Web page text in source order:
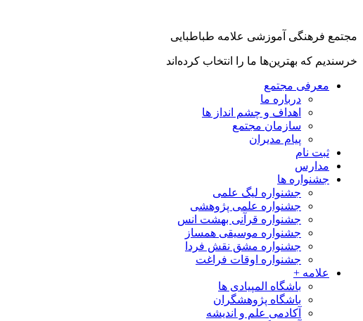
مجتمع فرهنگی آموزشی علامه طباطبایی
خرسندیم که بهترین‌ها ما را انتخاب کرده‌اند
معرفی مجتمع
درباره ما
اهداف و چشم انداز ها
سازمان مجتمع
پیام مدیران
ثبت نام
مدارس
جشنواره ها
جشنواره لیگ علمی
جشنواره علمی پژوهشی
جشنواره قرآنی بهشت انس
جشنواره موسیقی همساز
جشنواره مشق نقش فردا
جشنواره اوقات فراغت
علامه +
باشگاه المپیادی ها
باشگاه پژوهشگران
آکادمی علم و اندیشه